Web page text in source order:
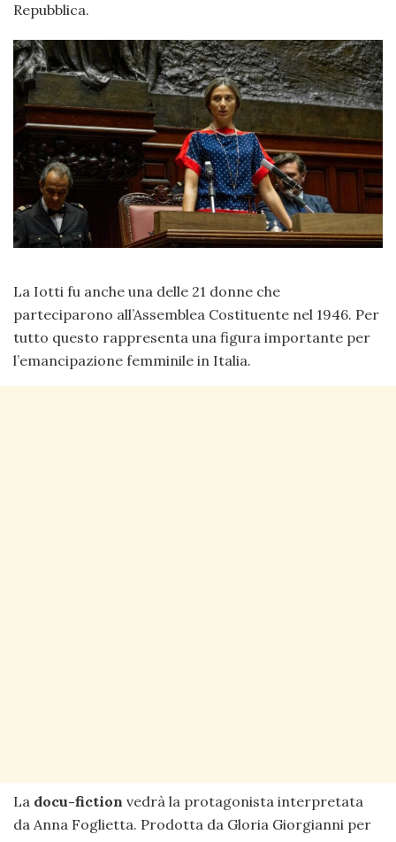
Repubblica.
La Iotti fu anche una delle 21 donne che
parteciparono all’Assemblea Costituente nel 1946. Per
tutto questo rappresenta una figura importante per
l’emancipazione femminile in Italia.
La docu-fiction vedrà la protagonista interpretata
da Anna Foglietta. Prodotta da Gloria Giorgianni per